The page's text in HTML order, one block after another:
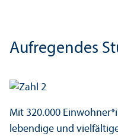
Aufregendes
Mit 320.000
lebendige und